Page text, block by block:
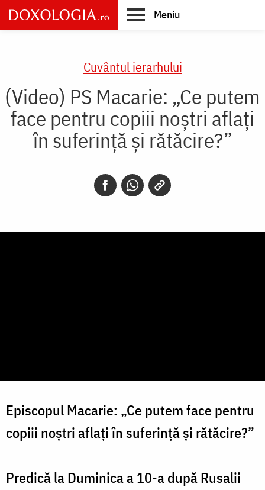
Skip
to
main
Meniu
Cuvântul ierarhului
(Video) PS Macarie: „Ce putem
face pentru copiii noștri aflați
în suferință și rătăcire?”
Episcopul Macarie: „Ce putem face pentru
copiii noștri aflați în suferință și rătăcire?”
Predică la Duminica a 10-a după Rusalii